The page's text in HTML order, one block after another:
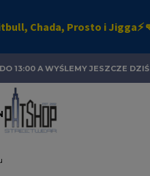
13:00 A WYŚLEMY JESZCZE DZIŚ